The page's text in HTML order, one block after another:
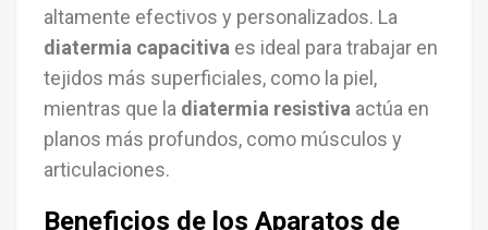
altamente efectivos y personalizados. La
diatermia capacitiva es ideal para trabajar en
tejidos más superficiales, como la piel,
mientras que la diatermia resistiva actúa en
planos más profundos, como músculos y
articulaciones.
Beneficios de los Aparatos de